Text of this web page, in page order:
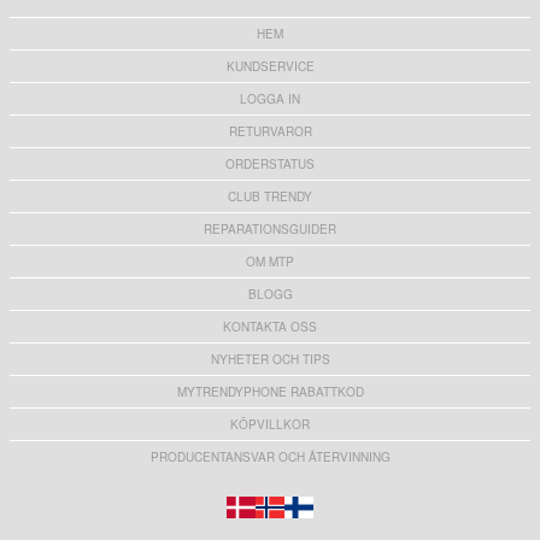
HEM
KUNDSERVICE
LOGGA IN
RETURVAROR
ORDERSTATUS
CLUB TRENDY
REPARATIONSGUIDER
OM MTP
BLOGG
KONTAKTA OSS
NYHETER OCH TIPS
MYTRENDYPHONE RABATTKOD
KÖPVILLKOR
PRODUCENTANSVAR OCH ÅTERVINNING